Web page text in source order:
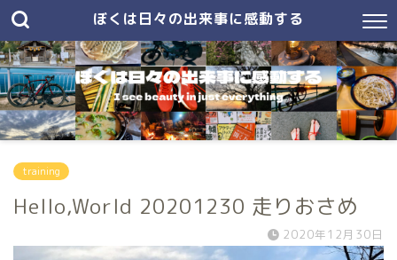
ぼくは日々の出来事に感動する
training
Hello,World 20201230 走りおさめ
2020年12月30日